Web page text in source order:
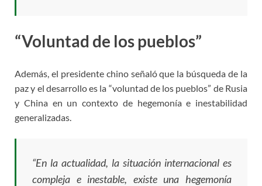
“Voluntad de los pueblos”
Además, el presidente chino señaló que la búsqueda de la
paz y el desarrollo es la “voluntad de los pueblos” de Rusia
y China en un contexto de hegemonía e inestabilidad
generalizadas.
“En la actualidad, la situación internacional es
compleja e inestable, existe una hegemonía